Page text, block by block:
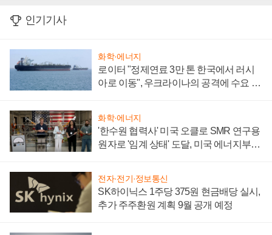
인기기사
화학·에너지
로이터 "정제연료 3만 톤 한국에서 러시
아로 이동", 우크라이나의 공격에 수요 늘
화학·에너지
'한수원 협력사' 미국 오클로 SMR 연구용
원자로 '임계 상태' 도달, 미국 에너지부
전자·전기·정보통신
SK하이닉스 1주당 375원 현금배당 실시,
추가 주주환원 계획 9월 공개 예정